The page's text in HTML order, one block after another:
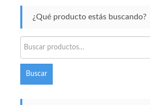
¿Qué producto estás buscando?
por:
Buscar